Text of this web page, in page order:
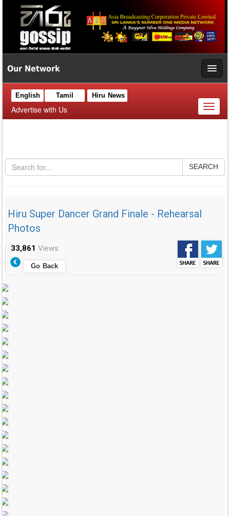
Our Network
English Tamil Hiru News
Advertise with Us
Toggle
SEARCH
Hiru Super Dancer Grand Finale - Rehearsal
Photos
33,861 Views
Go Back